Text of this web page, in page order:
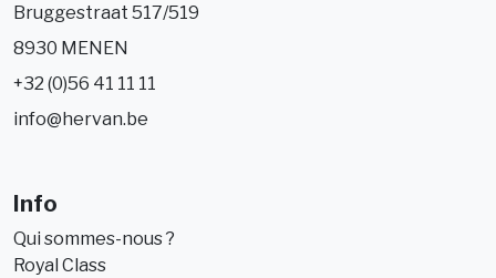
Bruggestraat 517/519
8930 MENEN
+32 (0)56 41 11 11
info@hervan.be
Info
Qui sommes-nous ?
Royal Class